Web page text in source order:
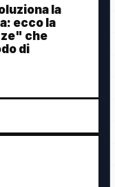
la
ecco la
che
di